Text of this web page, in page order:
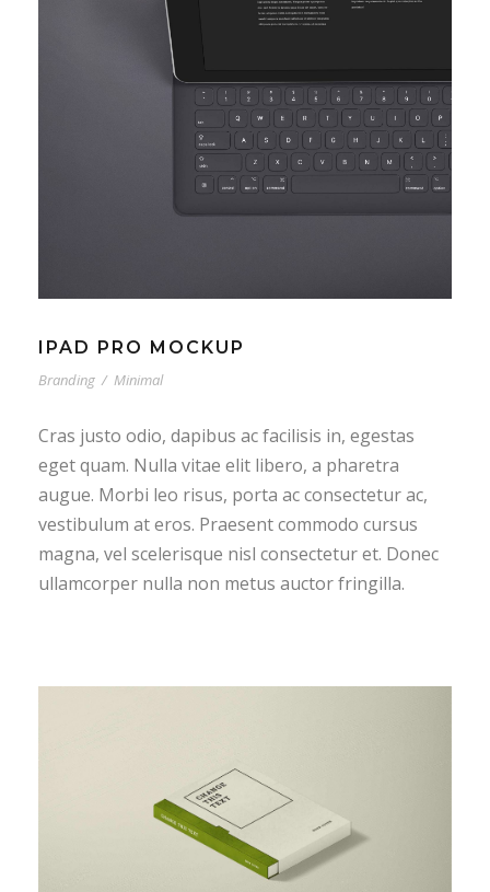
IPAD PRO MOCKUP
Branding / Minimal
Cras justo odio, dapibus ac facilisis in, egestas
eget quam. Nulla vitae elit libero, a pharetra
augue. Morbi leo risus, porta ac consectetur ac,
vestibulum at eros. Praesent commodo cursus
magna, vel scelerisque nisl consectetur et. Donec
ullamcorper nulla non metus auctor fringilla.